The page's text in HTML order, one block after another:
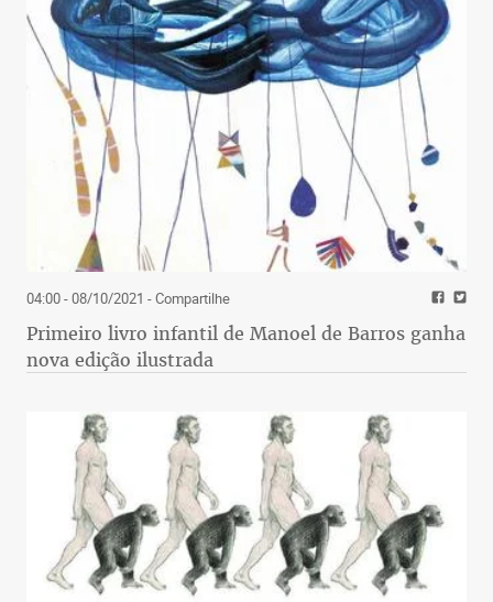
04:00 - 08/10/2021 - Compartilhe
Primeiro livro infantil de Manoel de Barros ganha
nova edição ilustrada